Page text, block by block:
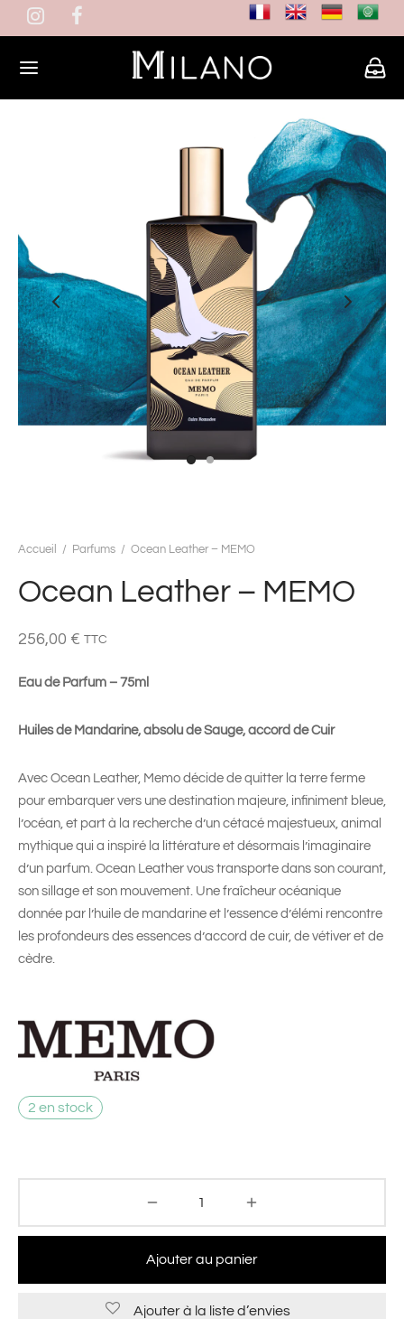
Accueil / Parfums / Ocean Leather – MEMO
Ocean Leather – MEMO
256,00 € TTC
Eau de Parfum – 75ml
Huiles de Mandarine, absolu de Sauge, accord de Cuir
Avec Ocean Leather, Memo décide de quitter la terre ferme
pour embarquer vers une destination majeure, infiniment bleue,
l’océan, et part à la recherche d’un cétacé majestueux, animal
mythique qui a inspiré la littérature et désormais l’imaginaire
d’un parfum. Ocean Leather vous transporte dans son courant,
son sillage et son mouvement. Une fraîcheur océanique
donnée par l’huile de mandarine et l’essence d’élémi rencontre
les profondeurs des essences d’accord de cuir, de vétiver et de
cèdre.
2 en stock
Ajouter au panier
Ajouter à la liste d’envies